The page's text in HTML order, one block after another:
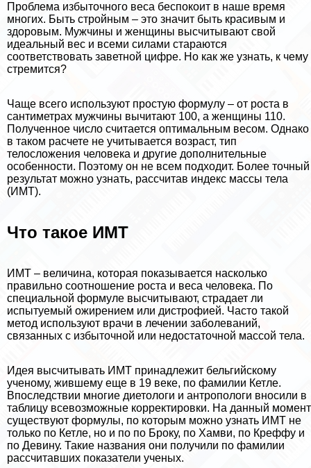
Проблема избыточного веса беспокоит в наше время
многих. Быть стройным – это значит быть красивым и
здоровым. Мужчины и женщины высчитывают свой
идеальный вес и всеми силами стараются
соответствовать заветной цифре. Но как же узнать, к чему
стремится?
Чаще всего используют простую формулу – от роста в
сантиметрах мужчины вычитают 100, а женщины 110.
Полученное число считается оптимальным весом. Однако
в таком расчете не учитывается возраст, тип
телосложения человека и другие дополнительные
особенности. Поэтому он не всем подходит. Более точный
результат можно узнать, рассчитав индекс массы тела
(ИМТ).
Что такое ИМТ
ИМТ – величина, которая показывается насколько
правильно соотношение роста и веса человека. По
специальной формуле высчитывают, страдает ли
испытуемый ожирением или дистрофией. Часто такой
метод используют врачи в лечении заболеваний,
связанных с избыточной или недостаточной массой тела.
Идея высчитывать ИМТ принадлежит бельгийскому
ученому, жившему еще в 19 веке, по фамилии Кетле.
Впоследствии многие диетологи и антропологи вносили в
таблицу всевозможные корректировки. На данный момент
существуют формулы, по которым можно узнать ИМТ не
только по Кетле, но и по по Броку, по Хамви, по Креффу и
по Девину. Такие названия они получили по фамилии
рассчитавших показатели ученых.